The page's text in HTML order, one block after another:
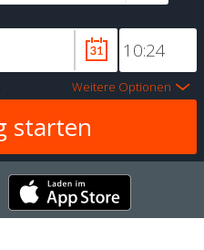
Weitere Optionen